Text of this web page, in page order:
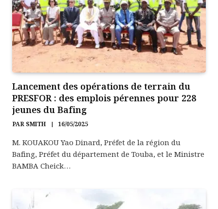
Lancement des opérations de terrain du
PRESFOR : des emplois pérennes pour 228
jeunes du Bafing
PAR SMITH 16/05/2025
M. KOUAKOU Yao Dinard, Préfet de la région du
Bafing, Préfet du département de Touba, et le Ministre
BAMBA Cheick…